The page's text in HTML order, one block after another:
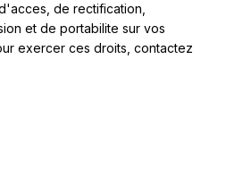
de rectification,
et de portabilite sur vos
exercer ces droits, contactez